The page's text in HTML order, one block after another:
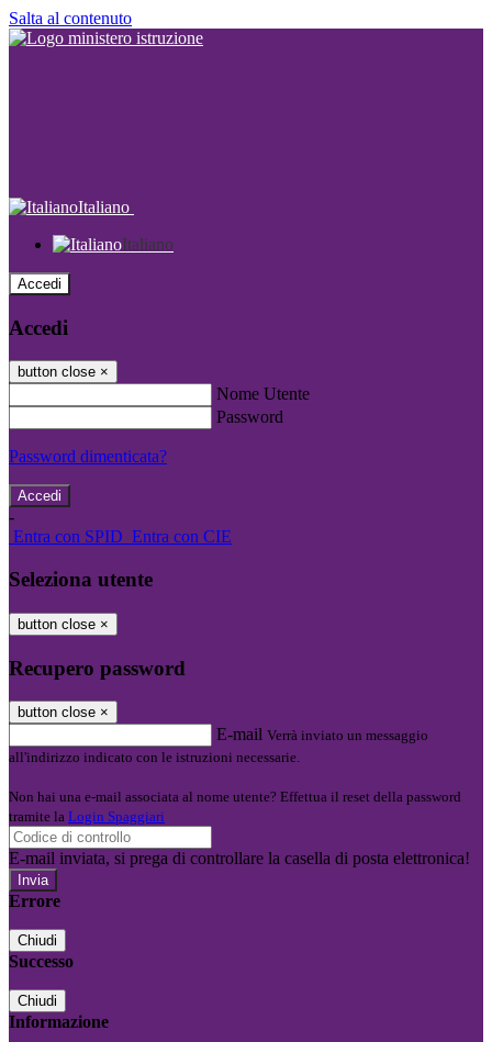
Salta al contenuto
Italiano
Italiano
Accedi
Accedi
button close ×
Nome Utente
Password
Password dimenticata?
-
Entra con SPID Entra con CIE
Seleziona utente
button close ×
Recupero password
button close ×
E-mail Verrà inviato un messaggio
all'indirizzo indicato con le istruzioni necessarie.
Non hai una e-mail associata al nome utente? Effettua il reset della password
tramite la Login Spaggiari
E-mail inviata, si prega di controllare la casella di posta elettronica!
Errore
Chiudi
Successo
Chiudi
Informazione